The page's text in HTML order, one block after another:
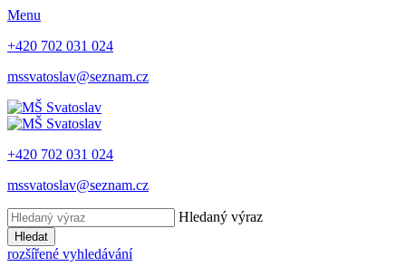
Menu
+420 702 031 024
mssvatoslav@seznam.cz
+420 702 031 024
mssvatoslav@seznam.cz
Hledaný výraz
Hledat
rozšířené vyhledávání